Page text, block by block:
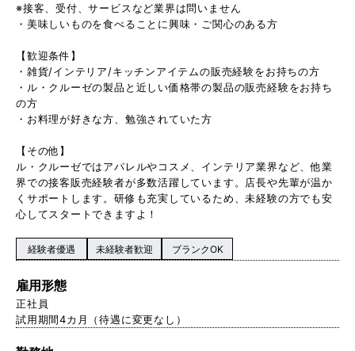
※接客、受付、サービスなど業界は問いません
・美味しいものを食べることに興味・ご関心のある方
【歓迎条件】
・雑貨/インテリア/キッチンアイテムの販売経験をお持ちの方
・ル・クルーゼの製品と近しい価格帯の製品の販売経験をお持ち
の方
・お料理が好きな方、勉強されていた方
【その他】
ル・クルーゼではアパレルやコスメ、インテリア業界など、他業
界での接客販売経験者が多数活躍しています。店長や先輩が温か
くサポートします。研修も充実しているため、未経験の方でも安
心してスタートできますよ！
経験者優遇 未経験者歓迎 ブランクOK
雇用形態
正社員
試用期間4カ月（待遇に変更なし）